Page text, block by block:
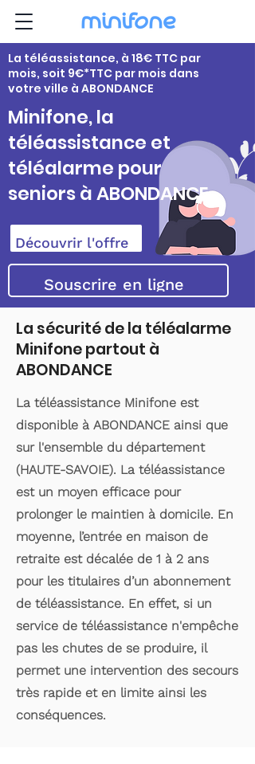
La téléassistance, à 18€ TTC par
mois, soit 9€*TTC par mois dans
votre ville à ABONDANCE
Minifone, la
téléassistance et
téléalarme pour
seniors à ABONDANCE
Découvrir l'offre
Souscrire en ligne
La sécurité de la téléalarme
Minifone partout à
ABONDANCE
La téléassistance Minifone est
disponible à ABONDANCE ainsi que
sur l'ensemble du département
(HAUTE-SAVOIE). La téléassistance
est un moyen efficace pour
prolonger le maintien à domicile. En
moyenne, l’entrée en maison de
retraite est décalée de 1 à 2 ans
pour les titulaires d’un abonnement
de téléassistance. En effet, si un
service de téléassistance n'empêche
pas les chutes de se produire, il
permet une intervention des secours
très rapide et en limite ainsi les
conséquences.